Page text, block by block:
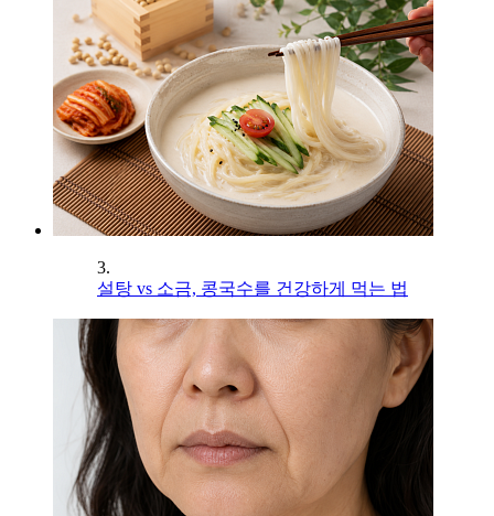
3.
설탕 vs 소금, 콩국수를 건강하게 먹는 법